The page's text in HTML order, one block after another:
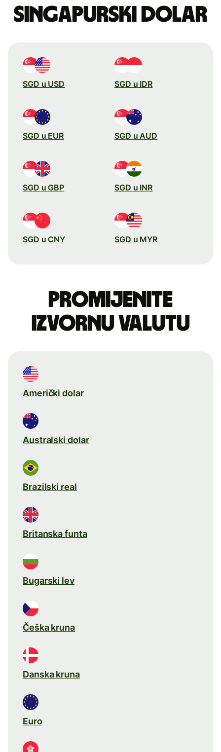
singapurski dolar
SGD u USD SGD u IDR
SGD u EUR SGD u AUD
SGD u GBP SGD u INR
SGD u CNY SGD u MYR
Promijenite
izvornu valutu
Američki dolar
Australski dolar
Brazilski real
Britanska funta
Bugarski lev
Češka kruna
Danska kruna
Euro